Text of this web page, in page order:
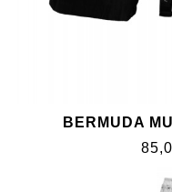
BERMUDA